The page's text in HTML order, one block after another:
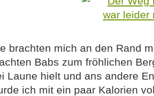
brachten mich an den Rand
Babs zum fröhlichen
Laune hielt und ans andere
ich mit ein paar Kalorien